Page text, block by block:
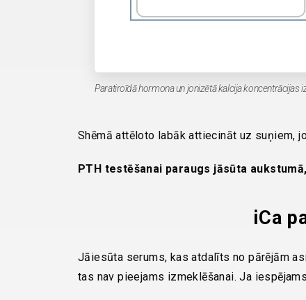
Paratiroīdā hormona un jonizētā kalcija koncentrācijas
Shēmā attēloto labāk attiecināt uz suņiem,
PTH testēšanai paraugs jāsūta
iCa
Jāiesūta serums, kas atdalīts no pārējām
tas nav pieejams izmeklēšanai. Ja